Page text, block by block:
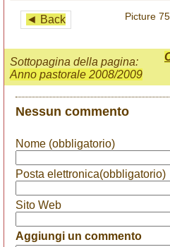
◄ Back Picture
Sottopagina della pagina:
Anno pastorale 2008/2009
Nessun commento
Nome (obbligatorio)
Posta elettronica(obbligatorio)
Sito Web
Aggiungi un commento